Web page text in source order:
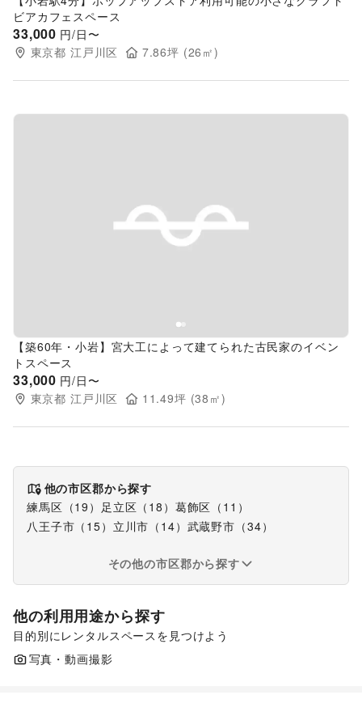
ビアカフェスペース
33,000 円/日〜
東京都 江戸川区 7.86坪 (26 ㎡)
Previous slide
【築60年・小岩】宮大工によって建てられた古民家のイベン
トスペース
33,000 円/日〜
東京都 江戸川区 11.49坪 (38 ㎡)
他の市区郡から探す
練馬区 （19 ） 足立区 （ 18 ） 葛飾区 （ 11 ）
八王子市 （ 15） 立川市 （ 14） 武蔵野市 （34）
その他の市区郡から探す
他の利用用途から探す
目的別にレンタルスペースを見つけよう
ポップアップストア
販促イベント
写真・動画撮影